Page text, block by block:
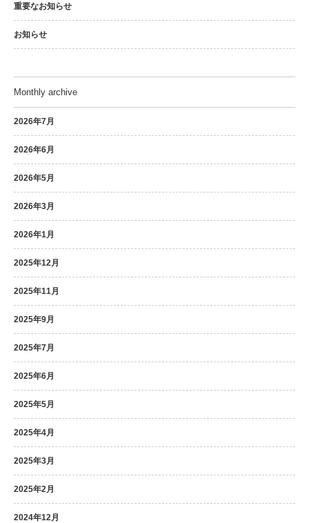
重要なお知らせ
お知らせ
Monthly archive
2026年7月
2026年6月
2026年5月
2026年3月
2026年1月
2025年12月
2025年11月
2025年9月
2025年7月
2025年6月
2025年5月
2025年4月
2025年3月
2025年2月
2024年12月